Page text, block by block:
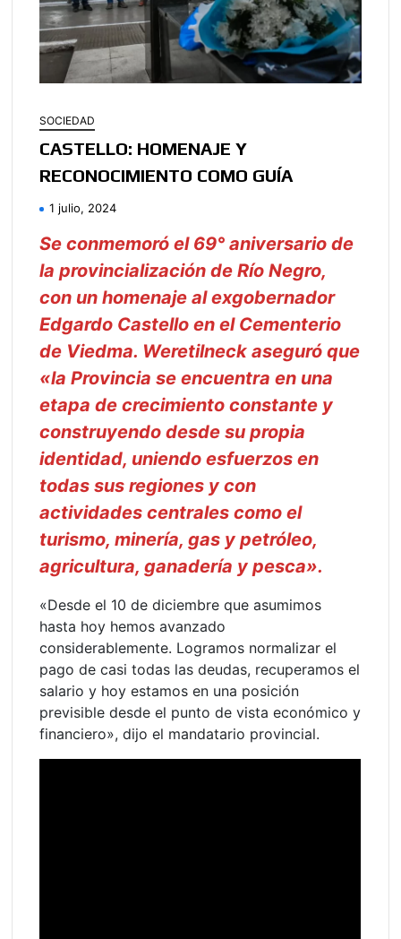
SOCIEDAD
CASTELLO: HOMENAJE Y
RECONOCIMIENTO COMO GUÍA
1 julio, 2024
Se conmemoró el 69° aniversario de
la provincialización de Río Negro,
con un homenaje al exgobernador
Edgardo Castello en el Cementerio
de Viedma. Weretilneck aseguró que
«la Provincia se encuentra en una
etapa de crecimiento constante y
construyendo desde su propia
identidad, uniendo esfuerzos en
todas sus regiones y con
actividades centrales como el
turismo, minería, gas y petróleo,
agricultura, ganadería y pesca».
«Desde el 10 de diciembre que asumimos
hasta hoy hemos avanzado
considerablemente. Logramos normalizar el
pago de casi todas las deudas, recuperamos el
salario y hoy estamos en una posición
previsible desde el punto de vista económico y
financiero», dijo el mandatario provincial.